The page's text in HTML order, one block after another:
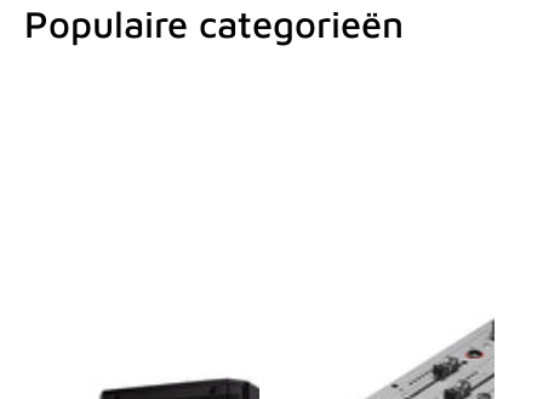
Populaire categorieën